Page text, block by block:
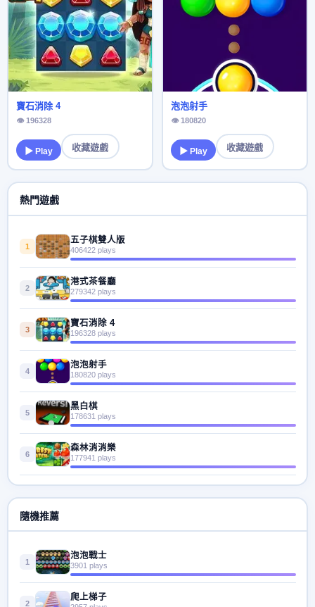
寶石消除 4
👁 196328
▶ Play 收藏遊戲
泡泡射手
👁 180820
▶ Play 收藏遊戲
熱門遊戲
1
五子棋雙人版
406422 plays
2
港式茶餐廳
279342 plays
3
寶石消除 4
196328 plays
4
泡泡射手
180820 plays
5
黑白棋
178631 plays
6
森林消消樂
177941 plays
隨機推薦
1
泡泡戰士
3901 plays
2
爬上梯子